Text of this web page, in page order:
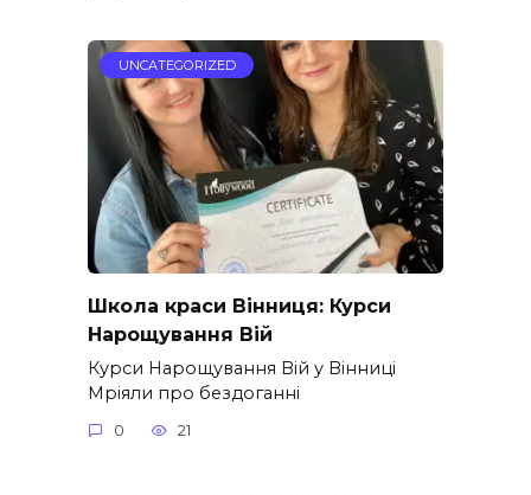
UNCATEGORIZED
Школа краси Вінниця: Курси
Нарощування Вій
Курси Нарощування Вій у Вінниці
Мріяли про бездоганні
0 21